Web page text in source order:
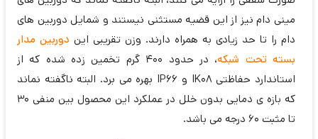
مینی دام نیز از این قضیه مستثنی نیستند و شمایل دوربین های
دام را تا حد زیادی به همراه دارند. وزن تقریبی این دوربین مدار
بسته تحت شبکه
، در حدود 400 گرم تخمین زده شده که از
استاندارد حفاظتی IK08 و IP66 بهره می برد. البته ناگفته نماند
که بازه ی دمایی بدون خلل در عملکرد این محصول بین منفی 30
تا مثبت 60 درجه می باشد.